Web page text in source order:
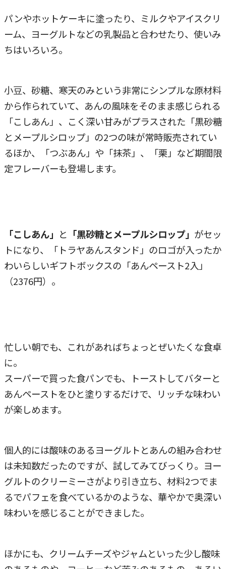
パンやホットケーキに塗ったり、ミルクやアイスクリ
ーム、ヨーグルトなどの乳製品と合わせたり、使いみ
ちはいろいろ。
小豆、砂糖、寒天のみという非常にシンプルな原材料
から作られていて、あんの風味をそのまま感じられる
「こしあん」、こく深い甘みがプラスされた「黒砂糖
とメープルシロップ」の2つの味が常時販売されてい
るほか、「つぶあん」や「抹茶」、「栗」など期間限
定フレーバーも登場します。
「こしあん」 と 「黒砂糖とメープルシロップ」 がセッ
トになり、「トラヤあんスタンド」のロゴが入ったか
わいらしいギフトボックスの「あんペースト2入」
（2376円）。
忙しい朝でも、これがあればちょっとぜいたくな食卓
に。
スーパーで買った食パンでも、トーストしてバターと
あんペーストをひと塗りするだけで、リッチな味わい
が楽しめます。
個人的には酸味のあるヨーグルトとあんの組み合わせ
は未知数だったのですが、試してみてびっくり。ヨー
グルトのクリーミーさがより引き立ち、材料2つでま
るでパフェを食べているかのような、華やかで奥深い
味わいを感じることができました。
ほかにも、クリームチーズやジャムといった少し酸味